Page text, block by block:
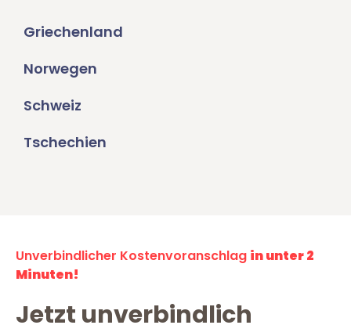
Griechenland
Norwegen
Schweiz
Tschechien
Unverbindlicher Kostenvoranschlag in unter 2
Minuten!
Jetzt unverbindlich